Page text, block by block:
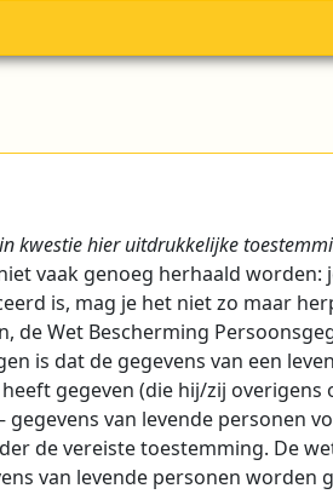
kwestie hier uitdrukkelijke
vaak genoeg herhaald worden:
is, mag je het niet zo maar
de Wet Bescherming
is dat de gegevens van een
gegeven (die hij/zij overigens
van levende personen
de vereiste toestemming. De
van levende personen